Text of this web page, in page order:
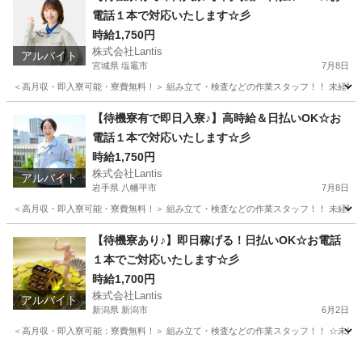
アルバイト
電話１本で対応いたします☆彡
時給1,750円
株式会社Lantis
宮城県 塩竈市 7月8日
＜高月収・即入寮可能・寮費無料！＞ 組み立て・検査などの作業スタッフ！！ 未経
工場 スタッフ
アルバイト
【待機寮有で即日入寮♪】高時給＆日払いOK☆お
電話１本で対応いたします☆彡
時給1,750円
株式会社Lantis
岩手県 八幡平市 7月8日
＜高月収・即入寮可能・寮費無料！＞ 組み立て・検査などの作業スタッフ！！ 未経
工場 スタッフ
アルバイト
【待機寮あり♪】即日稼げる！日払いOK☆お電話
１本でご対応いたします☆彡
時給1,700円
株式会社Lantis
新潟県 新潟市 6月2日
＜高月収・即入寮可能：寮費無料！＞ 組み立て・検査などの作業スタッフ！！